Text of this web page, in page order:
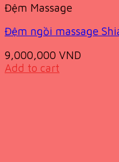
Đệm Massage
Đệm ngồi massage
9,000,000 VND
Add to cart